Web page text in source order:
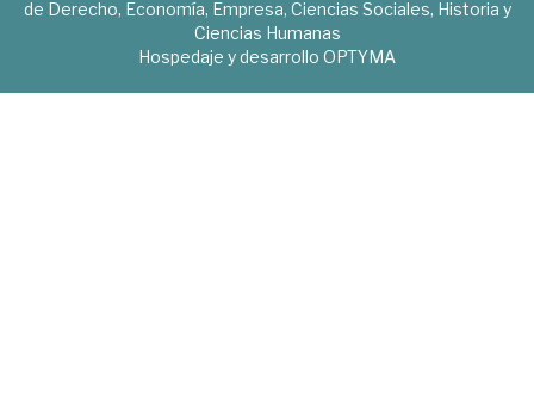
de Derecho, Economía, Empresa, Ciencias Sociales, Historia y
Ciencias Humanas
Hospedaje y desarrollo OPTYMA